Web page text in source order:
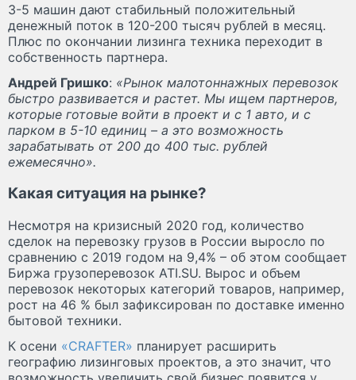
3-5 машин дают стабильный положительный
денежный поток в 120-200 тысяч рублей в месяц.
Плюс по окончании лизинга техника переходит в
собственность партнера.
Андрей Гришко: «Рынок малотоннажных перевозок
быстро развивается и растет. Мы ищем партнеров,
которые готовые войти в проект и с 1 авто, и с
парком в 5-10 единиц – а это возможность
зарабатывать от 200 до 400 тыс. рублей
ежемесячно».
Какая ситуация на рынке?
Несмотря на кризисный 2020 год, количество
сделок на перевозку грузов в России выросло по
сравнению с 2019 годом на 9,4% – об этом сообщает
Биржа грузоперевозок ATI.SU. Вырос и объем
перевозок некоторых категорий товаров, например,
рост на 46 % был зафиксирован по доставке именно
бытовой техники.
К осени «CRAFTER» планирует расширить
географию лизинговых проектов, а это значит, что